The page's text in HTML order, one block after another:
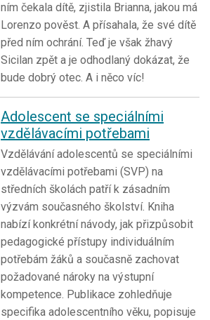
ním čekala dítě, zjistila Brianna, jakou má
Lorenzo pověst. A přísahala, že své dítě
před ním ochrání. Teď je však žhavý
Sicilan zpět a je odhodlaný dokázat, že
bude dobrý otec. A i něco víc!
Adolescent se speciálními
vzdělávacími potřebami
Vzdělávání adolescentů se speciálními
vzdělávacími potřebami (SVP) na
středních školách patří k zásadním
výzvám současného školství. Kniha
nabízí konkrétní návody, jak přizpůsobit
pedagogické přístupy individuálním
potřebám žáků a současně zachovat
požadované nároky na výstupní
kompetence. Publikace zohledňuje
specifika adolescentního věku, popisuje